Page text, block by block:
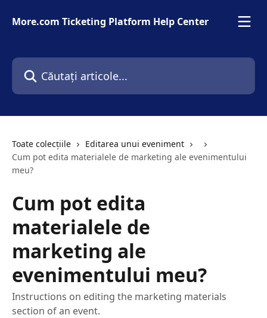
More.com Ticketing Platform Help Center
Căutați articole...
Toate colecțiile
Editarea unui eveniment
Cum pot edita materialele de marketing ale evenimentului
meu?
Cum pot edita
materialele de
marketing ale
evenimentului meu?
Instructions on editing the marketing materials
section of an event.